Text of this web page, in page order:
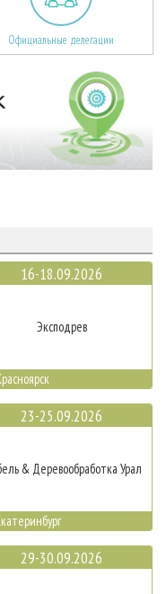
Официальные делегации
16-18.09.2026
Эксподрев
23-25.09.2026
& Деревообработка Урал
29-30.09.2026